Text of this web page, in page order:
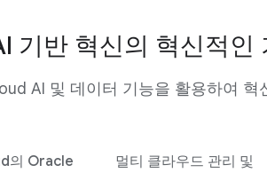
기반 혁신의 혁신적인
AI 및 데이터 기능을 활용하여 혁
의 Oracle
멀티 클라우드 관리 및